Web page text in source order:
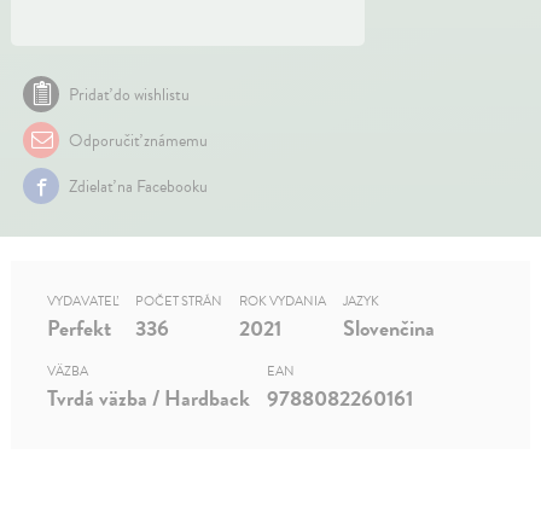
Pridať do wishlistu
Odporučiť známemu
Zdielať na Facebooku
VYDAVATEĽ
Perfekt
POČET STRÁN
336
ROK VYDANIA
2021
JAZYK
Slovenčina
VÄZBA
Tvrdá väzba / Hardback
EAN
9788082260161